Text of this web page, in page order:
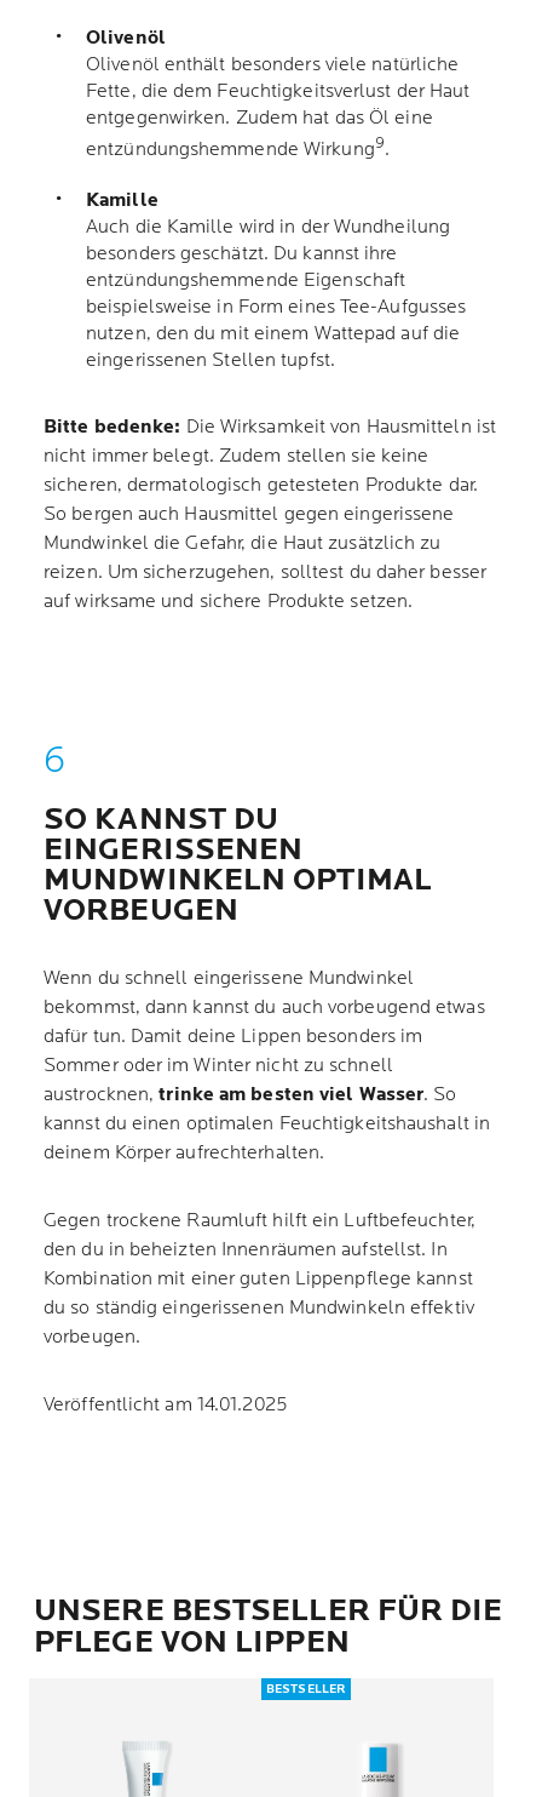
Olivenöl
Olivenöl enthält besonders viele natürliche
Fette, die dem Feuchtigkeitsverlust der Haut
entgegenwirken. Zudem hat das Öl eine
entzündungshemmende Wirkung9.
Kamille
Auch die Kamille wird in der Wundheilung
besonders geschätzt. Du kannst ihre
entzündungshemmende Eigenschaft
beispielsweise in Form eines Tee-Aufgusses
nutzen, den du mit einem Wattepad auf die
eingerissenen Stellen tupfst.
Bitte bedenke: Die Wirksamkeit von Hausmitteln ist
nicht immer belegt. Zudem stellen sie keine
sicheren, dermatologisch getesteten Produkte dar.
So bergen auch Hausmittel gegen eingerissene
Mundwinkel die Gefahr, die Haut zusätzlich zu
reizen. Um sicherzugehen, solltest du daher besser
auf wirksame und sichere Produkte setzen.
SO KANNST DU
EINGERISSENEN
MUNDWINKELN OPTIMAL
VORBEUGEN
Wenn du schnell eingerissene Mundwinkel
bekommst, dann kannst du auch vorbeugend etwas
dafür tun. Damit deine Lippen besonders im
Sommer oder im Winter nicht zu schnell
austrocknen,trinke am besten viel Wasser. So
kannst du einen optimalen Feuchtigkeitshaushalt in
deinem Körper aufrechterhalten.
Gegen trockene Raumluft hilft ein Luftbefeuchter,
den du in beheizten Innenräumen aufstellst. In
Kombination mit einer guten Lippenpflege kannst
du so ständig eingerissenen Mundwinkeln effektiv
vorbeugen.
Veröffentlicht am 14.01.2025
UNSERE BESTSELLER FÜR DIE
PFLEGE VON LIPPEN
BESTSELLER